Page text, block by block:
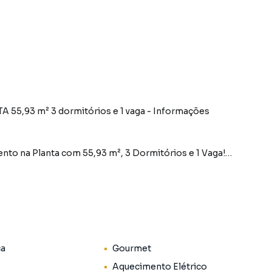
na Planta com 55,93 m², 3 Dormitórios e 1 Vaga!
mais! Este maravilhoso apartamento na planta
de lazer e descanso. A varanda gourmet,
para reunir amigos e familiares em almoços e jantares
Gourmet
Aquecimento Elétrico